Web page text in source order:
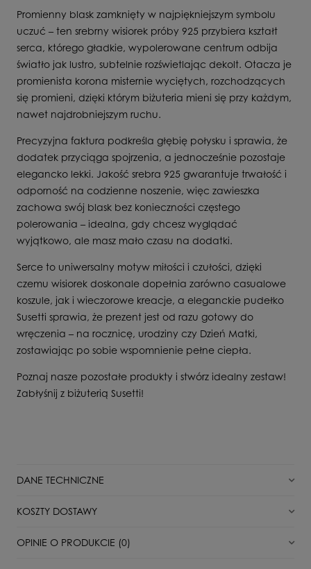
Promienny blask zamknięty w najpiękniejszym symbolu
uczuć – ten srebrny wisiorek próby 925 przybiera kształt
serca, którego gładkie, wypolerowane centrum odbija
światło jak lustro, subtelnie rozświetlając dekolt. Otacza je
promienista korona misternie wyciętych, rozchodzących
się promieni, dzięki którym biżuteria mieni się przy każdym,
nawet najdrobniejszym ruchu.
Precyzyjna faktura podkreśla głębię połysku i sprawia, że
dodatek przyciąga spojrzenia, a jednocześnie pozostaje
elegancko lekki. Jakość srebra 925 gwarantuje trwałość i
odporność na codzienne noszenie, więc zawieszka
zachowa swój blask bez konieczności częstego
polerowania – idealna, gdy chcesz wyglądać
wyjątkowo, ale masz mało czasu na dodatki.
Serce to uniwersalny motyw miłości i czułości, dzięki
czemu wisiorek doskonale dopełnia zarówno casualowe
koszule, jak i wieczorowe kreacje, a eleganckie pudełko
Susetti sprawia, że prezent jest od razu gotowy do
wręczenia – na rocznicę, urodziny czy Dzień Matki,
zostawiając po sobie wspomnienie pełne ciepła.
Poznaj nasze pozostałe produkty i stwórz idealny zestaw!
Zabłyśnij z biżuterią Susetti!
DANE TECHNICZNE
Dla kogo
KOSZTY DOSTAWY
DPD Pickup punkt odbioru/automat paczkowy
OPINIE O PRODUKCIE (0)